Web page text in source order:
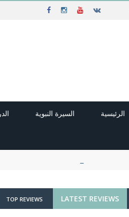
الرئيسية السيرة النبوية
LATEST REVIEWS
TOP REVIEWS